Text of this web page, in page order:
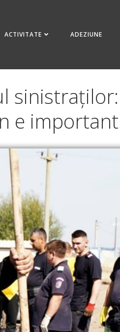
ACTIVITATE ADEZIUNE
e